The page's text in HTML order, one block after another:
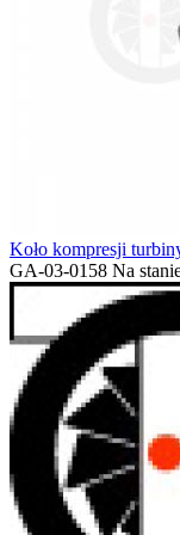
Koło kompresji
GA-03-0158 Na